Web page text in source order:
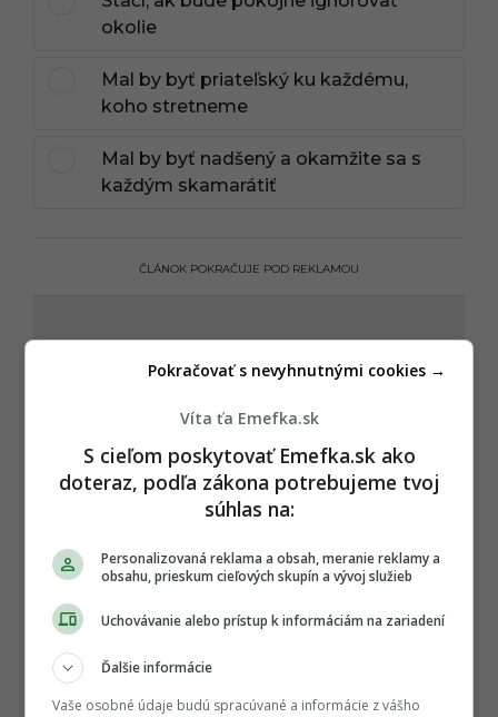
okolie
Mal by byť priateľský ku každému,
koho stretneme
Mal by byť nadšený a okamžite sa s
každým skamarátiť
ČLÁNOK POKRAČUJE POD REKLAMOU
Víta ťa Emefka.sk
S cieľom poskytovať Emefka.sk ako
doteraz, podľa zákona potrebujeme tvoj
súhlas na:
Personalizovaná reklama a obsah, meranie reklamy a
obsahu, prieskum cieľových skupín a vývoj služieb
Uchovávanie alebo prístup k informáciám na zariadení
Ďalšie informácie
Vaše osobné údaje budú spracúvané a informácie z vášho
Pokračovať s nevyhnutnými cookies →